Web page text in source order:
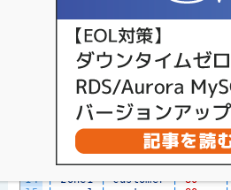
14
vitess_tablets
-------+----------+-------+
Cell | Keyspace
---- ----------
zone1 | commerce | 0
zone1 | commerce | |
|
zone1 | customer - 80 |
zone1 | customer | -80 |
zone1 customer | 0 |
zone1 | customer | 0 |
zone1 | customer | 0 |
| zone1 | customer | 80- |